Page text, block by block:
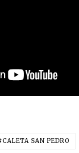
CALETA SAN PEDRO